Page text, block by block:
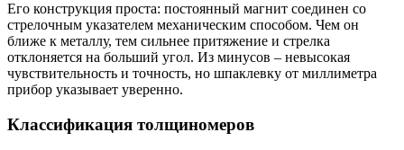
Его конструкция проста: постоянный магнит соединен со
стрелочным указателем механическим способом. Чем он
ближе к металлу, тем сильнее притяжение и стрелка
отклоняется на больший угол. Из минусов – невысокая
чувствительность и точность, но шпаклевку от миллиметра
прибор указывает уверенно.
Классификация толщиномеров